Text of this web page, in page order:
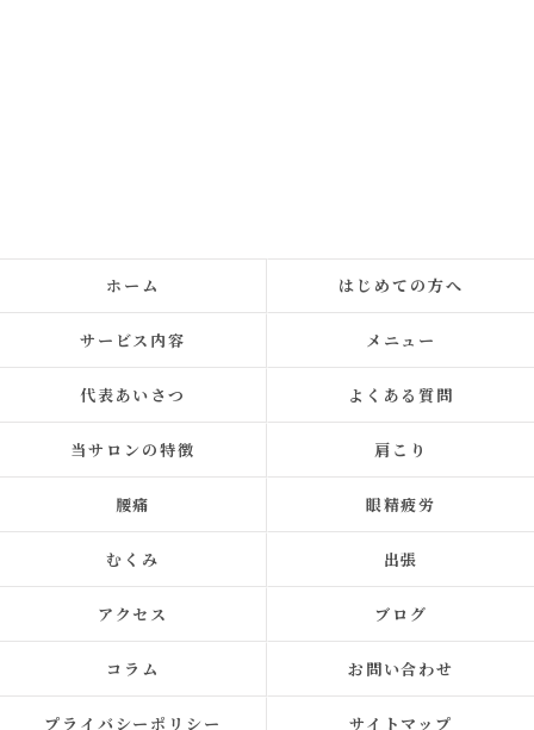
ホーム はじめての方へ
サービス内容 メニュー
代表あいさつ よくある質問
当サロンの特徴 肩こり
腰痛 眼精疲労
むくみ 出張
アクセス ブログ
コラム お問い合わせ
プライバシーポリシー サイトマップ